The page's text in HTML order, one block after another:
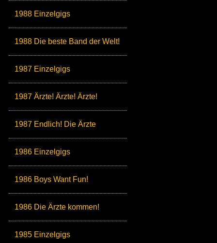
1988 Einzelgigs
1988 Die beste Band der Welt!
1987 Einzelgigs
1987 Ärzte! Ärzte! Ärzte!
1987 Endlich! Die Ärzte
1986 Einzelgigs
1986 Boys Want Fun!
1986 Die Ärzte kommen!
1985 Einzelgigs